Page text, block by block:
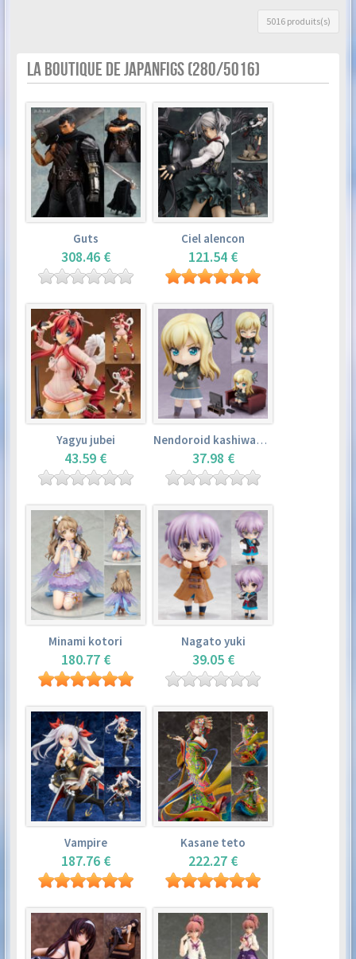
5016 produits(s)
LA BOUTIQUE DE JAPANFIGS (280/5016)
Guts
308.46 €
Ciel alencon
121.54 €
Yagyu jubei
43.59 €
Nendoroid kashiwazaki sena
37.98 €
Minami kotori
180.77 €
Nagato yuki
39.05 €
Vampire
187.76 €
Kasane teto
222.27 €